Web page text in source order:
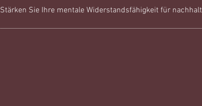
Stärken Sie Ihre mentale Widerstandsfähigkeit für